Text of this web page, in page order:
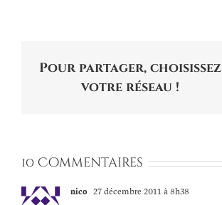
Pour partager, choisissez
votre réseau !
10 Commentaires
nico 27 décembre 2011 à 8h38